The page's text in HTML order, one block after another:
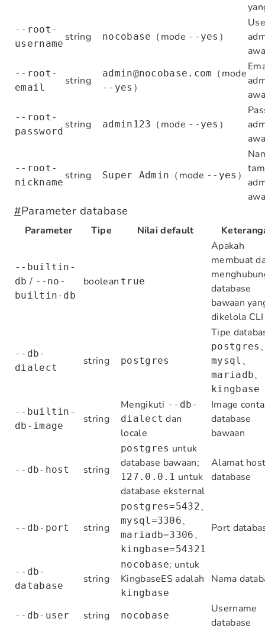
--root-
username
string nocobase （mode --yes ）
--root-
email
string
admin@nocobase.com （mode
--yes ）
--root-
password
string admin123 （mode --yes ）
--root-
nickname
string Super Admin （mode --yes ）
#Parameter database
Parameter Tipe Nilai default
--builtin-
db / --no-
builtin-db
boolean true
Apakah
membuat
database
bawaan
dikelola CLI
--db-
dialect
string postgres
Tipe
postgres
mysql 、
mariadb、
kingbase
--builtin-
db-image
string
Mengikuti --db-
dialect dan
locale
Image
database
bawaan
--db-host string
postgres untuk
database bawaan;
127.0.0.1 untuk
database eksternal
Alamat
database
--db-port string
postgres=5432、
mysql=3306、
mariadb=3306 、
kingbase=54321
Port
--db-
database
string
nocobase; untuk
KingbaseES adalah
kingbase
Nama
--db-user string nocobase
Username
database